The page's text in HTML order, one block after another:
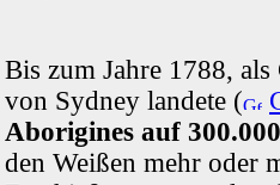
Bis zum Jahre 1788,
von Sydney landete (
Aborigines auf
den Weißen mehr oder